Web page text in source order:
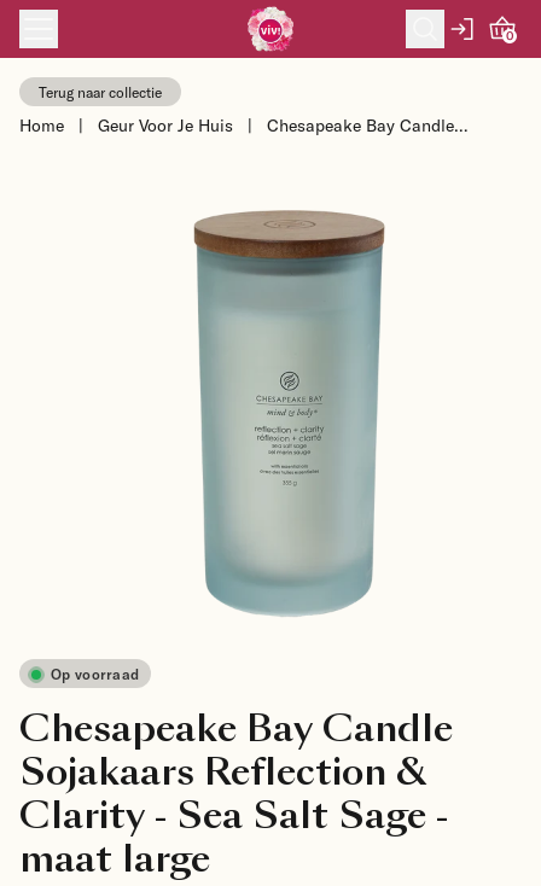
Skip to content
0
Terug naar collectie
Home | Geur Voor Je Huis |
Chesapeake Bay Candle
Op voorraad
Chesapeake Bay Candle
Sojakaars Reflection &
Clarity - Sea Salt Sage -
maat large